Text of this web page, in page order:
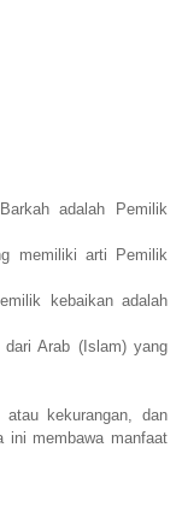
adalah Pemilik
memiliki arti Pemilik
kebaikan adalah
Arab (Islam) yang
kekurangan, dan
ini membawa manfaat